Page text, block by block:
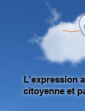
L'expression
citoyenne et